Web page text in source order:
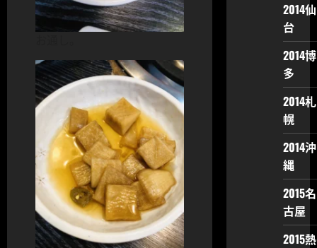
2014仙
台
2014博
多
2014札
幌
2014沖
縄
2015名
古屋
2015熱